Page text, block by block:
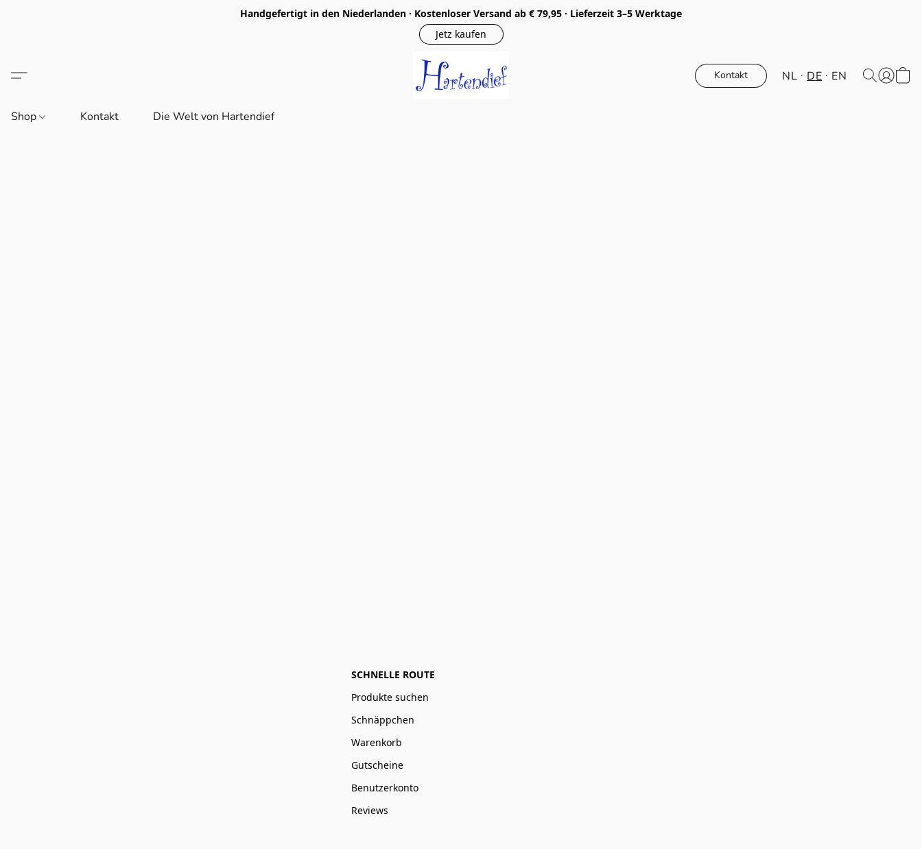
Handgefertigt in den Niederlanden · Kostenloser Versand ab € 79,95 · Lieferzeit 3–5 Werktage
Jetz kaufen
Kontakt NL DE EN
Shop Kontakt Die Welt von Hartendief
SCHNELLE ROUTE
Produkte suchen
Schnäppchen
Warenkorb
Gutscheine
Benutzerkonto
Reviews